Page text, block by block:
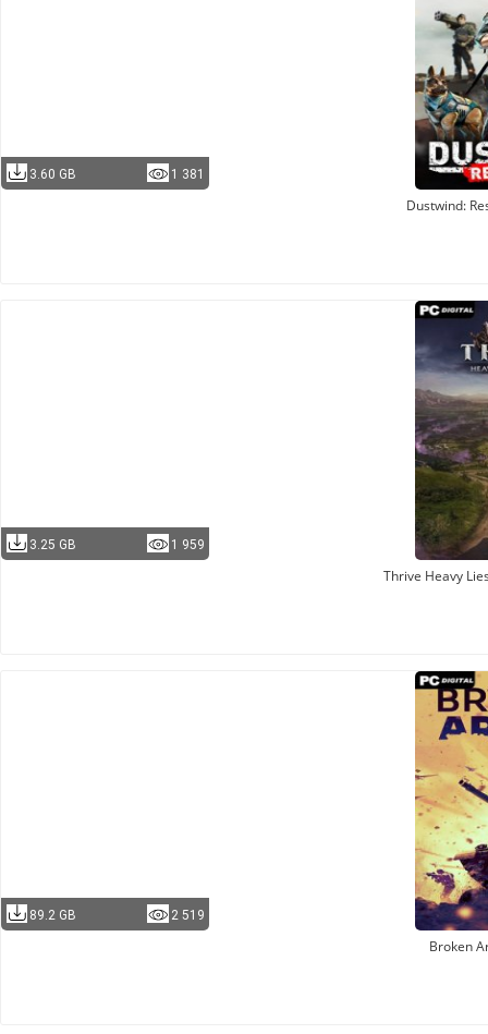
3.60 GB 1 381
Dustwind:
3.25 GB 1 959
Thrive Heavy
89.2 GB 2 519
Broken